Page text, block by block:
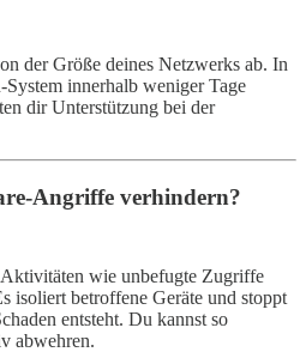
der Größe deines Netzwerks ab. In
innerhalb weniger Tage
dir Unterstützung bei der
Angriffe verhindern?
wie unbefugte Zugriffe
isoliert betroffene Geräte und stoppt
entsteht. Du kannst so
abwehren.